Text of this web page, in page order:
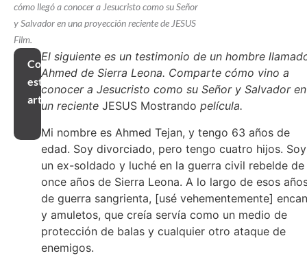
cómo llegó a conocer a Jesucristo como su Señor
y Salvador en una proyección reciente de JESUS
Film.
Compartir
este
artículo
El siguiente es un testimonio de un hombre
Ahmed de Sierra Leona. Comparte cómo vino a
conocer a Jesucristo como su Señor y Salvador en
un reciente JESUS Mostrando película.
Mi nombre es Ahmed Tejan, y tengo 63 años de
edad. Soy divorciado, pero tengo cuatro hijos. Soy
un ex-soldado y luché en la guerra civil rebelde de
once años de Sierra Leona. A lo largo de esos
de guerra sangrienta, [usé vehementemente]
y amuletos, que creía servía como un medio de
protección de balas y cualquier otro ataque de
enemigos.